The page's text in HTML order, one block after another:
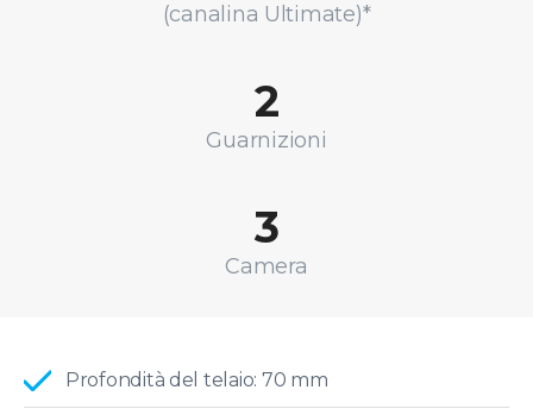
(canalina Ultimate)*
2
Guarnizioni
3
Camera
Profondità del telaio: 70 mm